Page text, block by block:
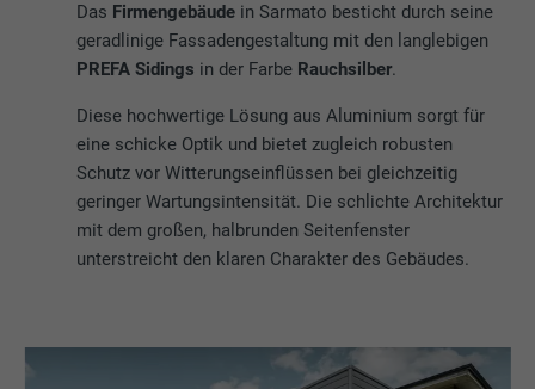
Das Firmengebäude in Sarmato besticht durch seine
geradlinige Fassadengestaltung mit den langlebigen
PREFA Sidings in der Farbe Rauchsilber.
Diese hochwertige Lösung aus Aluminium sorgt für
eine schicke Optik und bietet zugleich robusten
Schutz vor Witterungseinflüssen bei gleichzeitig
geringer Wartungsintensität. Die schlichte Architektur
mit dem großen, halbrunden Seitenfenster
unterstreicht den klaren Charakter des Gebäudes.